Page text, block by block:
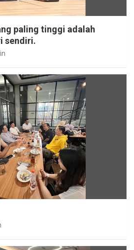
paling tinggi adalah
sendiri.